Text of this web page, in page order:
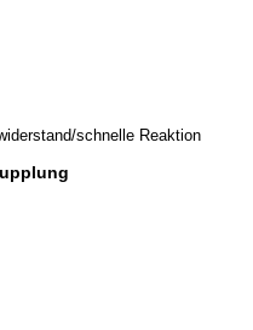
schnelle Reaktion